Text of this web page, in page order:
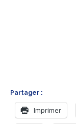
Partager :
Imprimer